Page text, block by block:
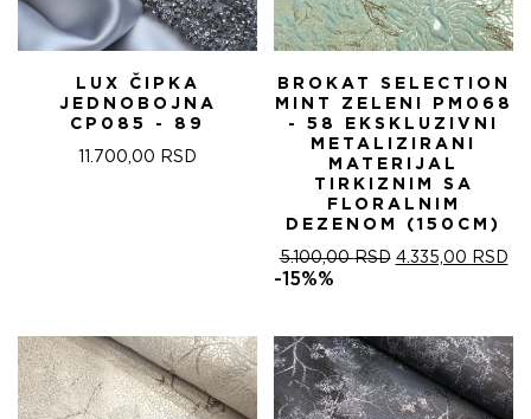
LUX ČIPKA
JEDNOBOJNA
CP085 - 89
11.700,00 RSD
BROKAT SELECTION
MINT ZELENI PM068
- 58 EKSKLUZIVNI
METALIZIRANI
MATERIJAL
TIRKIZNIM SA
FLORALNIM
DEZENOM (150CM)
5.100,00RSD ОРИГИНАЛНА
5.100,00 RSD.
4.335,00 RSD
-15%%